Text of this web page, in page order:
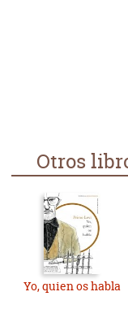
Otros
Yo, quien os habla